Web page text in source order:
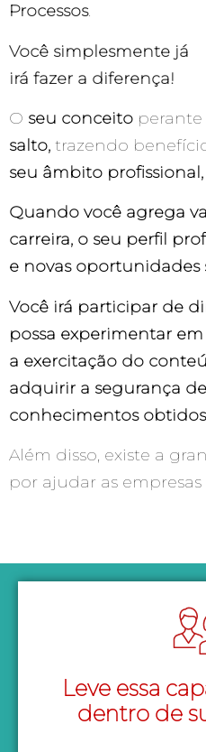
Processos.
Você simplesmente já
irá fazer a diferença!
O seu conceito
salto, trazendo
seu âmbito
Quando você agrega
carreira, o seu perfil
e novas oportunidades
Você irá participar de
possa experimentar
a exercitação do
adquirir a segurança
conhecimentos
Além disso, existe a
por ajudar as
Leve essa
dentro de